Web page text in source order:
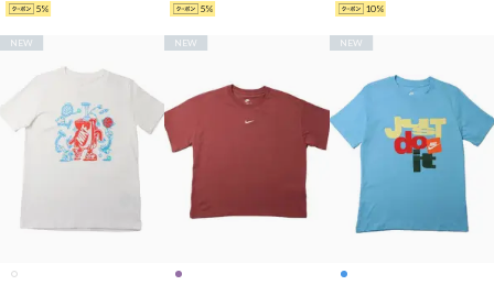
5% 5% 10%
NEW NEW NEW